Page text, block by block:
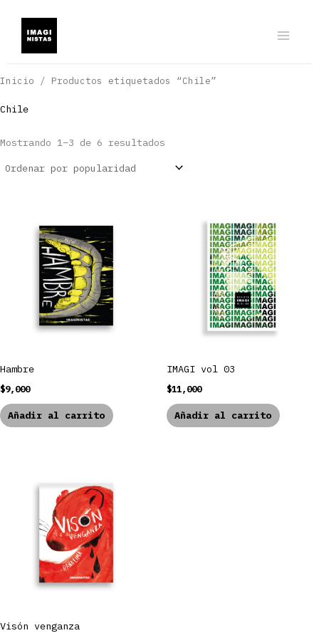
contenido
Inicio / Productos etiquetados “Chile”
Chile
Mostrando 1–3 de 6 resultados
Hambre
$9,000
Añadir al carrito
IMAGI vol 03
$11,000
Añadir al carrito
Visón venganza